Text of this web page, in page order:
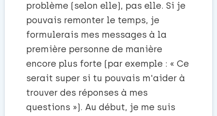
problème (selon elle), pas elle. Si je
pouvais remonter le temps, je
formulerais mes messages à la
première personne de manière
encore plus forte (par exemple : « Ce
serait super si tu pouvais m'aider à
trouver des réponses à mes
questions »). Au début, je me suis